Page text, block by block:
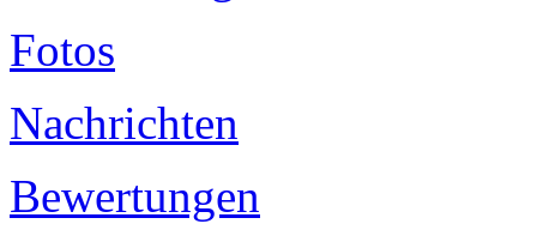
Fotos
Nachrichten
Bewertungen